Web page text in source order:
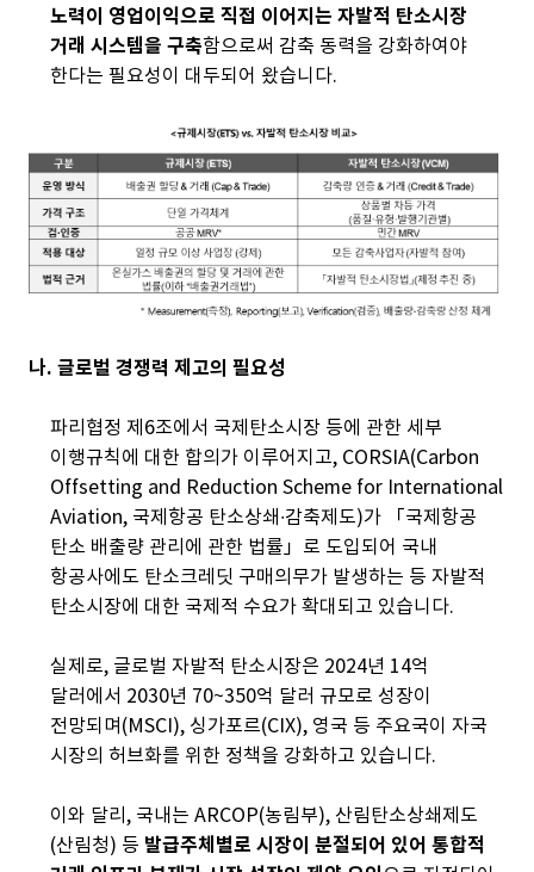
노력이 영업이익으로 직접 이어지는 자발적 탄소시장
거래 시스템을 구축함으로써 감축 동력을 강화하여야
한다는 필요성이 대두되어 왔습니다.
나. 글로벌 경쟁력 제고의 필요성
파리협정 제6조에서 국제탄소시장 등에 관한 세부
이행규칙에 대한 합의가 이루어지고, CORSIA(Carbon
Offsetting and Reduction Scheme for International
Aviation, 국제항공 탄소상쇄∙감축제도)가 「국제항공
탄소 배출량 관리에 관한 법률」로 도입되어 국내
항공사에도 탄소크레딧 구매의무가 발생하는 등 자발적
탄소시장에 대한 국제적 수요가 확대되고 있습니다.
실제로, 글로벌 자발적 탄소시장은 2024년 14억
달러에서 2030년 70~350억 달러 규모로 성장이
전망되며(MSCI), 싱가포르(CIX), 영국 등 주요국이 자국
시장의 허브화를 위한 정책을 강화하고 있습니다.
이와 달리, 국내는 ARCOP(농림부), 산림탄소상쇄제도
(산림청) 등 발급주체별로 시장이 분절되어 있어 통합적